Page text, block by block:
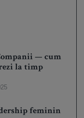
— cum
la timp
feminin